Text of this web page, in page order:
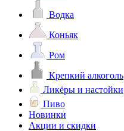
Водка
Коньяк
Ром
Крепкий алкоголь
Ликёры и настойки
Пиво
Новинки
Акции и скидки